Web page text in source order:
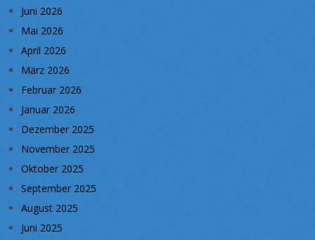
Juni 2026
Mai 2026
April 2026
März 2026
Februar 2026
Januar 2026
Dezember 2025
November 2025
Oktober 2025
September 2025
August 2025
Juni 2025